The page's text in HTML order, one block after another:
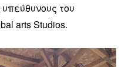
του
arts Studios.